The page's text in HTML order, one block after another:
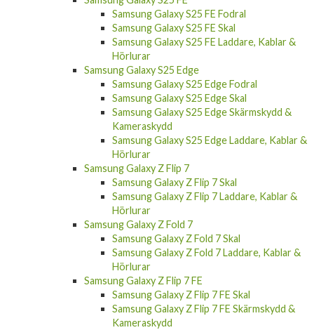
Samsung Galaxy S25 FE Fodral
Samsung Galaxy S25 FE Skal
Samsung Galaxy S25 FE Laddare, Kablar &
Hörlurar
Samsung Galaxy S25 Edge
Samsung Galaxy S25 Edge Fodral
Samsung Galaxy S25 Edge Skal
Samsung Galaxy S25 Edge Skärmskydd &
Kameraskydd
Samsung Galaxy S25 Edge Laddare, Kablar &
Hörlurar
Samsung Galaxy Z Flip 7
Samsung Galaxy Z Flip 7 Skal
Samsung Galaxy Z Flip 7 Laddare, Kablar &
Hörlurar
Samsung Galaxy Z Fold 7
Samsung Galaxy Z Fold 7 Skal
Samsung Galaxy Z Fold 7 Laddare, Kablar &
Hörlurar
Samsung Galaxy Z Flip 7 FE
Samsung Galaxy Z Flip 7 FE Skal
Samsung Galaxy Z Flip 7 FE Skärmskydd &
Kameraskydd